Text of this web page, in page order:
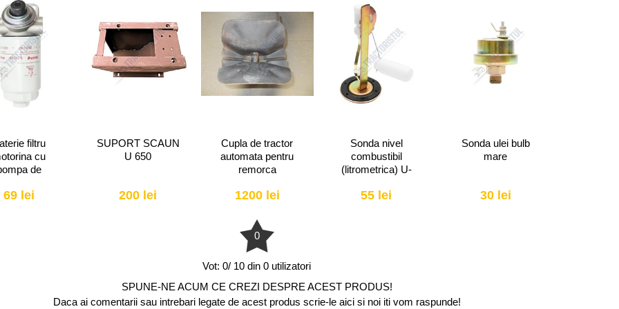
filtru
cu
de
aerisitor)
69 lei
SUPORT SCAUN
U 650
200 lei
Cupla de tractor
automata pentru
remorca
1200 lei
Sonda nivel
combustibil
(litrometrica) U-
55 lei
Sonda ulei bulb
mare
30 lei
0
Vot: 0/ 10 din 0 utilizatori
SPUNE-NE ACUM CE CREZI DESPRE ACEST PRODUS!
Daca ai comentarii sau intrebari legate de acest produs scrie-le aici si noi iti vom raspunde!